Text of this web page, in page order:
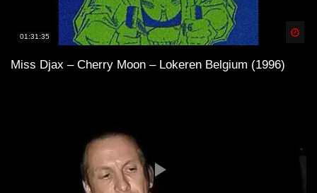
01:31:35
Miss Djax – Cherry Moon – Lokeren Belgium (1996)